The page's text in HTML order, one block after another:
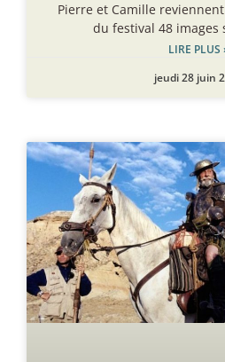
Pierre et Camille
du festival 48 images
LIRE PLUS
jeudi 28 juin